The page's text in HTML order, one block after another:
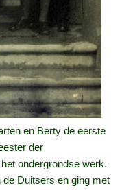
en Berty de eerste
der
ondergrondse werk.
Duitsers en ging met